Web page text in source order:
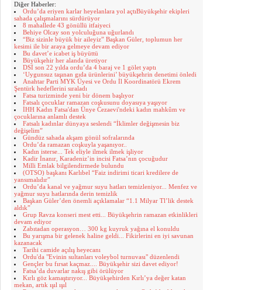
Diğer Haberler:
Ordu’da eriyen karlar heyelanlara yol açtıBüyükşehir ekipleri
sahada çalışmalarını sürdürüyor
8 mahallede 43 gönüllü itfaiyeci
Behiye Olcay son yolculuğuna uğurlandı
“Biz sizinle büyük bir aileyiz” Başkan Güler, toplumun her
kesimi ile bir araya gelmeye devam ediyor
Bu davet’e icabet iş büyüttü
Büyükşehir her alanda üretiyor
DSİ son 22 yılda ordu’da 4 baraj ve 1 gölet yaptı
‘Uygunsuz taşınan gıda ürünlerini’ büyükşehrin denetimi önledi
Anahtar Parti MYK Üyesi ve Ordu İl Koordinatörü Ekrem
Şentürk hedeflerini sıraladı
Fatsa turizminde yeni bir dönem başlıyor
Fatsalı çocuklar ramazan coşkusunu doyasıya yaşıyor
İHH Kadın Fatsa'dan Ünye Cezaevi'ndeki kadın mahkûm ve
çocuklarına anlamlı destek
Fatsalı kadınlar dünyaya seslendi “İklimler değişmesin biz
değişelim”
Gündüz sahada akşam gönül sofralarında
Ordu’da ramazan coşkuyla yaşanıyor..
Kadın isterse... Tek eliyle ilmek ilmek işliyor
Kadir İnanır, Karadeniz’in incisi Fatsa’nın çocuğudur
Milli Emlak bilgilendirmede bulundu
(OTSO) başkanı Karlıbel “Faiz indirimi ticari kredilere de
yansımalıdır”
Ordu’da kanal ve yağmur suyu hatları temizleniyor... Menfez ve
yağmur suyu hatlarında derin temizlik
Başkan Güler’den önemli açıklamalar “1.1 Milyar Tl’lik destek
aldık”
Grup Ravza konseri mest etti... Büyükşehrin ramazan etkinlikleri
devam ediyor
Zabıtadan operasyon… 300 kg kuyruk yağına el konuldu
Bu yarışma bir gelenek haline geldi... Fikirlerini en iyi savunan
kazanacak
Tarihi camide açılış heyecanı
Ordu'da "Evinin sultanları voleybol turnuvası" düzenlendi
Gençler bu fırsat kaçmaz.... Büyükşehir sizi davet ediyor!
Fatsa’da duvarlar nakış gibi örülüyor
Kırlı göz kamaştırıyor... Büyükşehirden Kırlı’ya değer katan
mekan, artık ışıl ışıl